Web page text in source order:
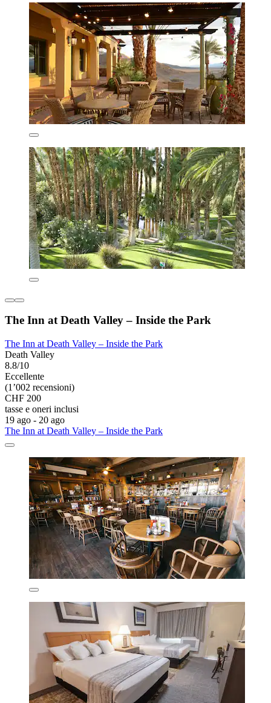
The Inn at Death Valley – Inside the Park
The Inn at Death Valley – Inside the Park
Death Valley
8.8/10
Eccellente
(1’002 recensioni)
CHF 200
tasse e oneri inclusi
19 ago - 20 ago
The Inn at Death Valley – Inside the Park